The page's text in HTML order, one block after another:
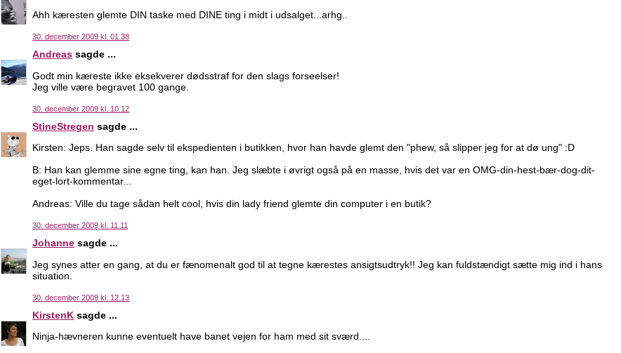
Ahh kæresten glemte DIN taske med DINE ting i midt i udsalget...arhg..
30. december 2009 kl. 01.38
Andreas sagde ...
Godt min kæreste ikke eksekverer dødsstraf for den slags forseelser!
Jeg ville være begravet 100 gange.
30. december 2009 kl. 10.12
StineStregen sagde ...
Kirsten: Jeps. Han sagde selv til ekspedienten i butikken, hvor han havde glemt den "phew, så slipper jeg for at dø ung" :D
B: Han kan glemme sine egne ting, kan han. Jeg slæbte i øvrigt også på en masse, hvis det var en OMG-din-hest-bær-dog-dit-
eget-lort-kommentar...
Andreas: Ville du tage sådan helt cool, hvis din lady friend glemte din computer i en butik?
30. december 2009 kl. 11.11
Johanne sagde ...
Jeg synes atter en gang, at du er fænomenalt god til at tegne kærestes ansigtsudtryk!! Jeg kan fuldstændigt sætte mig ind i hans
situation.
30. december 2009 kl. 12.13
KirstenK sagde ...
Ninja-hævneren kunne eventuelt have banet vejen for ham med sit sværd....